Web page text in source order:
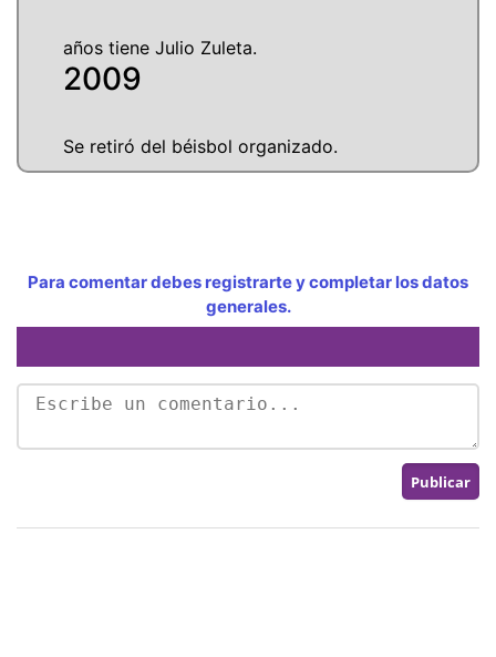
años tiene Julio Zuleta.
2009
Se retiró del béisbol organizado.
Para comentar debes registrarte y completar los datos
generales.